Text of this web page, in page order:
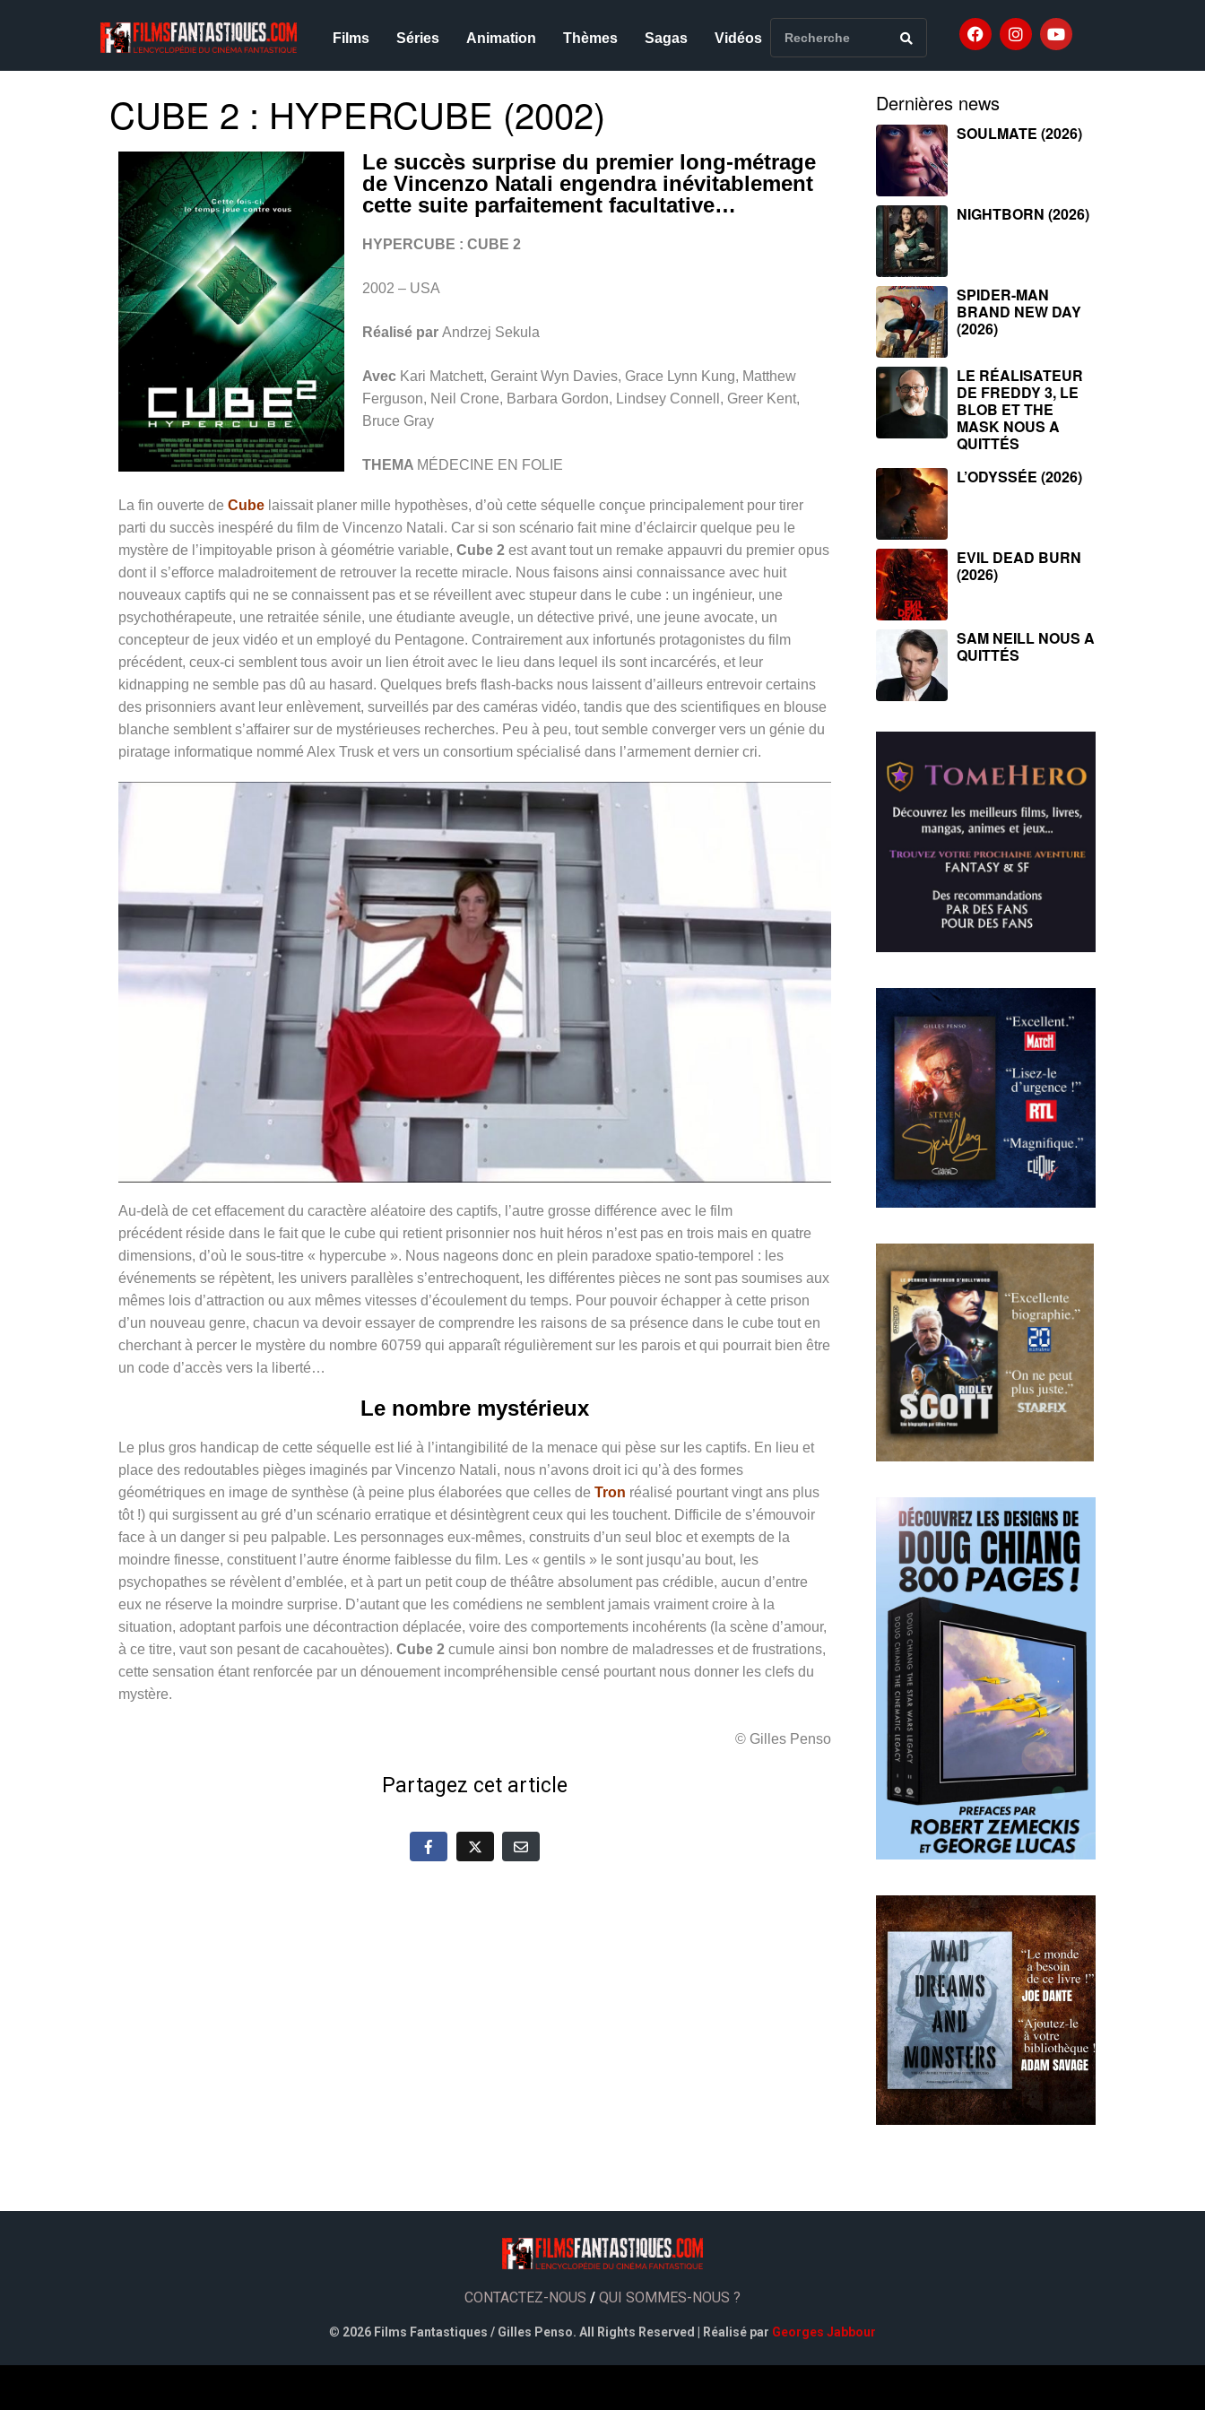
Films Séries Animation Thèmes Sagas Vidéos
CUBE 2 : HYPERCUBE (2002)
Le succès surprise du premier long-métrage
de Vincenzo Natali engendra inévitablement
cette suite parfaitement facultative…
HYPERCUBE : CUBE 2
2002 – USA
Réalisé par Andrzej Sekula
Avec Kari Matchett, Geraint Wyn Davies, Grace Lynn Kung, Matthew
Ferguson, Neil Crone, Barbara Gordon, Lindsey Connell, Greer Kent,
Bruce Gray
THEMA MÉDECINE EN FOLIE
La fin ouverte de Cube laissait planer mille hypothèses, d’où cette séquelle conçue principalement pour tirer
parti du succès inespéré du film de Vincenzo Natali. Car si son scénario fait mine d’éclaircir quelque peu le
mystère de l’impitoyable prison à géométrie variable, Cube 2 est avant tout un remake appauvri du premier opus
dont il s’efforce maladroitement de retrouver la recette miracle. Nous faisons ainsi connaissance avec huit
nouveaux captifs qui ne se connaissent pas et se réveillent avec stupeur dans le cube : un ingénieur, une
psychothérapeute, une retraitée sénile, une étudiante aveugle, un détective privé, une jeune avocate, un
concepteur de jeux vidéo et un employé du Pentagone. Contrairement aux infortunés protagonistes du film
précédent, ceux-ci semblent tous avoir un lien étroit avec le lieu dans lequel ils sont incarcérés, et leur
kidnapping ne semble pas dû au hasard. Quelques brefs flash-backs nous laissent d’ailleurs entrevoir certains
des prisonniers avant leur enlèvement, surveillés par des caméras vidéo, tandis que des scientifiques en blouse
blanche semblent s’affairer sur de mystérieuses recherches. Peu à peu, tout semble converger vers un génie du
piratage informatique nommé Alex Trusk et vers un consortium spécialisé dans l’armement dernier cri.
Au-delà de cet effacement du caractère aléatoire des captifs, l’autre grosse différence avec le film
précédent réside dans le fait que le cube qui retient prisonnier nos huit héros n’est pas en trois mais en quatre
dimensions, d’où le sous-titre « hypercube ». Nous nageons donc en plein paradoxe spatio-temporel : les
événements se répètent, les univers parallèles s’entrechoquent, les différentes pièces ne sont pas soumises aux
mêmes lois d’attraction ou aux mêmes vitesses d’écoulement du temps. Pour pouvoir échapper à cette prison
d’un nouveau genre, chacun va devoir essayer de comprendre les raisons de sa présence dans le cube tout en
cherchant à percer le mystère du nombre 60759 qui apparaît régulièrement sur les parois et qui pourrait bien être
un code d’accès vers la liberté…
Le nombre mystérieux
Le plus gros handicap de cette séquelle est lié à l’intangibilité de la menace qui pèse sur les captifs. En lieu et
place des redoutables pièges imaginés par Vincenzo Natali, nous n’avons droit ici qu’à des formes
géométriques en image de synthèse (à peine plus élaborées que celles de Tron réalisé pourtant vingt ans plus
tôt !) qui surgissent au gré d’un scénario erratique et désintègrent ceux qui les touchent. Difficile de s’émouvoir
face à un danger si peu palpable. Les personnages eux-mêmes, construits d’un seul bloc et exempts de la
moindre finesse, constituent l’autre énorme faiblesse du film. Les « gentils » le sont jusqu’au bout, les
psychopathes se révèlent d’emblée, et à part un petit coup de théâtre absolument pas crédible, aucun d’entre
eux ne réserve la moindre surprise. D’autant que les comédiens ne semblent jamais vraiment croire à la
situation, adoptant parfois une décontraction déplacée, voire des comportements incohérents (la scène d’amour,
à ce titre, vaut son pesant de cacahouètes). Cube 2 cumule ainsi bon nombre de maladresses et de frustrations,
cette sensation étant renforcée par un dénouement incompréhensible censé pourtant nous donner les clefs du
mystère.
© Gilles Penso
Partagez cet article
Dernières news
SOULMATE (2026)
NIGHTBORN (2026)
SPIDER-MAN
BRAND NEW DAY
(2026)
LE RÉALISATEUR
DE FREDDY 3, LE
BLOB ET THE
MASK NOUS A
QUITTÉS
L’ODYSSÉE (2026)
EVIL DEAD BURN
(2026)
SAM NEILL NOUS A
QUITTÉS
CONTACTEZ-NOUS / QUI SOMMES-NOUS ?
© 2026 Films Fantastiques / Gilles Penso. All Rights Reserved | Réalisé par Georges Jabbour